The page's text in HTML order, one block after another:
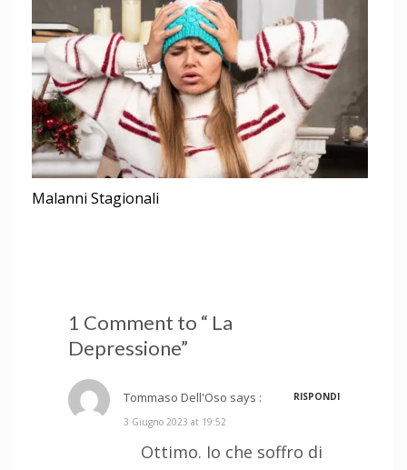
Malanni Stagionali
1 Comment to “ La
Depressione”
Tommaso Dell'Oso says :
RISPONDI
3 Giugno 2023 at 19:52
Ottimo. Io che soffro di